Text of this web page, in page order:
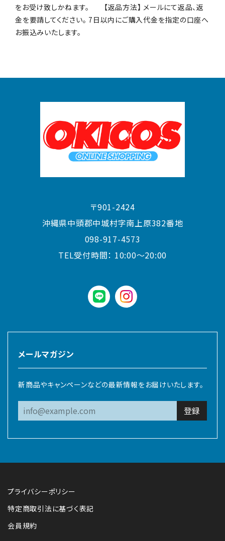
をお受け致しかねます。 【返品方法】 メールにて返品、返
金を要請してください。 7日以内にご購入代金を指定の口座へ
お振込みいたします。
〒901-2424
沖縄県中頭郡中城村字南上原382番地
098-917-4573
TEL受付時間： 10:00〜20:00
LINE instagram
メールマガジン
新商品やキャンペーンなどの最新情報をお届けいたします。
登録
プライバシーポリシー
特定商取引法に基づく表記
会員規約